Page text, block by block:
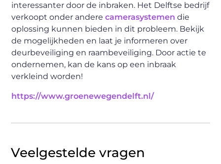
interessanter door de inbraken. Het Delftse bedrijf
verkoopt onder anderecamerasystemen die
oplossing kunnen bieden in dit probleem. Bekijk
de mogelijkheden en laat je informeren over
deurbeveiliging en raambeveiliging. Door actie te
ondernemen, kan de kans op een inbraak
verkleind worden!
https://www.groenewegendelft.nl/
Veelgestelde vragen